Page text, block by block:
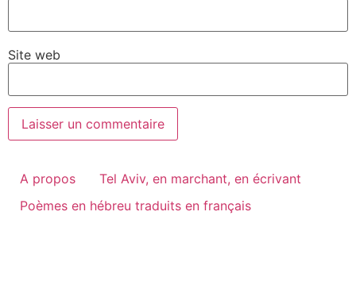
Site web
A propos
Tel Aviv, en marchant, en écrivant
Poèmes en hébreu traduits en français